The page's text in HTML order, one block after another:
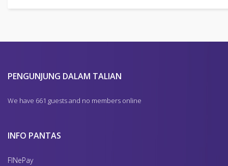
3
NORLEYDIAINI BINTI DAUD
6
AZURA BINTI MOKLAS
9 SHAHRUL AFZAR BIN LAILI
PENGUNJUNG DALAM TALIAN
We have 661 guests and no members online
INFO PANTAS
FINePay